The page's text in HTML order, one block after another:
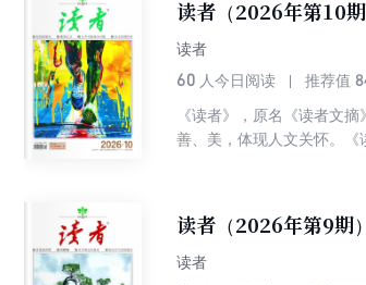
快的阅读中陶冶情操、净化
读者（2026年第10期
读者
60 人今日阅读 推荐值
《读者》，原名《读者文
善、美，体现人文关怀。《
快的阅读中陶冶情操、净化
读者（2026年第9期）
读者